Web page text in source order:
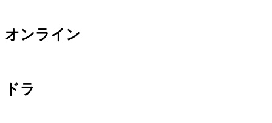
オンライン
ドラ